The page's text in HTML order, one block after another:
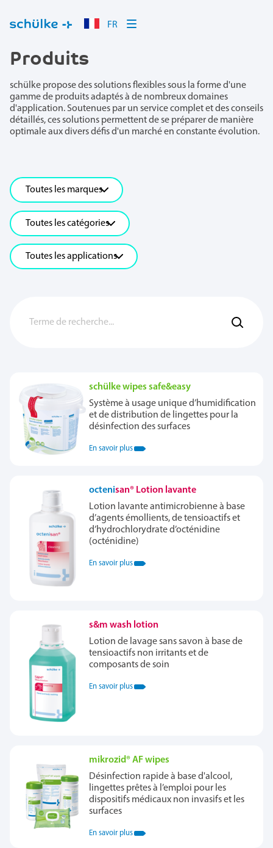
FR
Produits
schülke propose des solutions flexibles sous la forme d'une
gamme de produits adaptés à de nombreux domaines
d'application. Soutenues par un service complet et des conseils
détaillés, ces solutions permettent de se préparer de manière
optimale aux divers défis d'un marché en constante évolution.
schülke wipes safe&easy
Système à usage unique d’humidification
et de distribution de lingettes pour la
désinfection des surfaces
En savoir plus
octenisan® Lotion lavante
Lotion lavante antimicrobienne à base
d’agents émollients, de tensioactifs et
d’hydrochlorydrate d’octénidine
(octénidine)
En savoir plus
s&m wash lotion
Lotion de lavage sans savon à base de
tensioactifs non irritants et de
composants de soin
En savoir plus
mikrozid® AF wipes
Désinfection rapide à base d'alcool,
lingettes prêtes à l’emploi pour les
dispositifs médicaux non invasifs et les
surfaces
En savoir plus